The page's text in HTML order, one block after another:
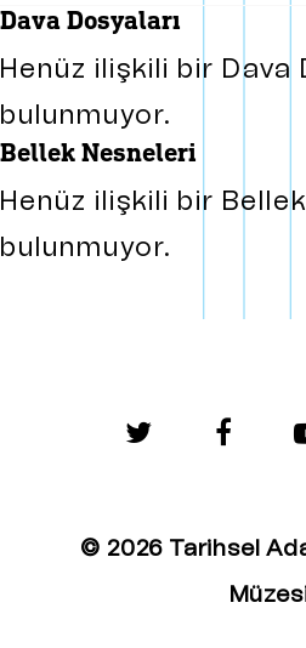
dava dosyaları
Henüz ilişkili bir Dava
bulunmuyor.
bellek nesneleri
Henüz ilişkili bir
bulunmuyor.
facebook
© 2026 Tarihsel